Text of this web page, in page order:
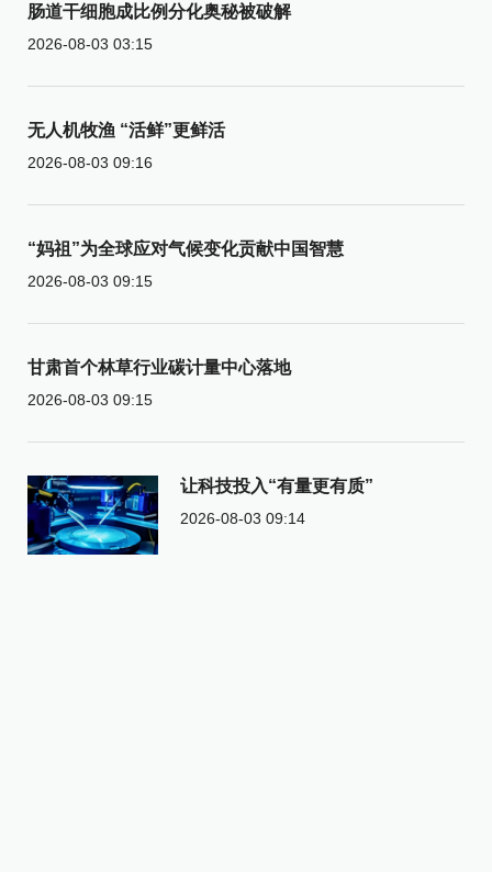
肠道干细胞成比例分化奥秘被破解
2026-08-03 03:15
无人机牧渔 “活鲜”更鲜活
2026-08-03 09:16
“妈祖”为全球应对气候变化贡献中国智慧
2026-08-03 09:15
甘肃首个林草行业碳计量中心落地
2026-08-03 09:15
让科技投入“有量更有质”
2026-08-03 09:14